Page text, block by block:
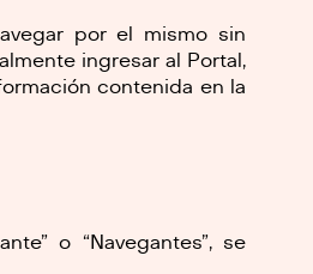
por el mismo sin
ingresar al Portal,
contenida en la
o “Navegantes”, se